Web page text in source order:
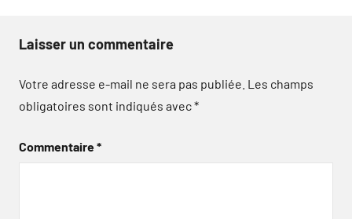
Laisser un commentaire
Votre adresse e-mail ne sera pas publiée. Les champs
obligatoires sont indiqués avec*
Commentaire*